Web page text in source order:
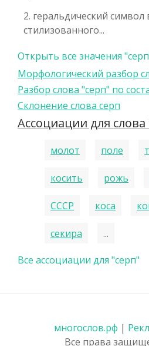
2. геральдический символ
стилизованного...
Открыть все значения
Морфологический разбор
Разбор слова "серп" по
Склонение слова серп
Ассоциации для слова
молот поле
косить рожь
СССР коса
секира ...
Все ассоциации для "серп"
многослов.рф |
Все права